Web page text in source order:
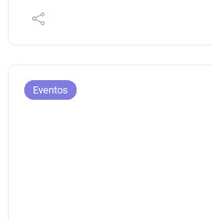
Eventos